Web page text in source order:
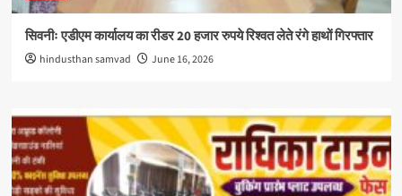
सिवनीः एडीएम कार्यालय का रीडर 20 हजार रुपये रिश्वत लेते रंगे हाथों गिरफ्तार
hindusthan samvad June 16, 2026